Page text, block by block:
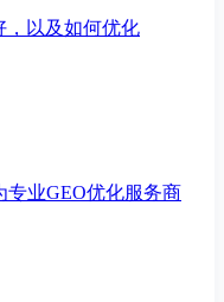
，以及如何优化
业GEO优化服务商